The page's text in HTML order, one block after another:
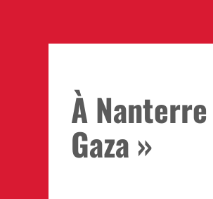
À
Gaza »